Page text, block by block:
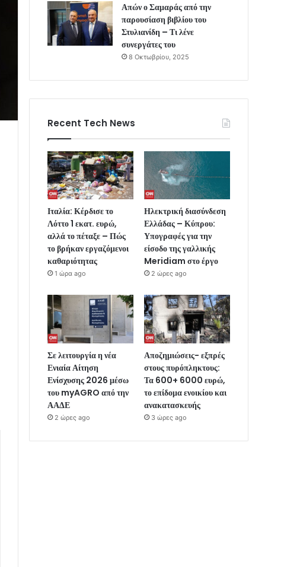
Απών ο Σαμαράς από την
παρουσίαση βιβλίου του
Στυλιανίδη – Τι λένε
συνεργάτες του
8 Οκτωβρίου, 2025
Recent Tech News
Ιταλία: Κέρδισε το
Λόττο 1 εκατ. ευρώ,
αλλά το πέταξε – Πώς
το βρήκαν εργαζόμενοι
καθαριότητας
1 ώρα ago
Ηλεκτρική διασύνδεση
Ελλάδας – Κύπρου:
Υπογραφές για την
είσοδο της γαλλικής
Meridiam στο έργο
2 ώρες ago
Σε λειτουργία η νέα
Ενιαία Αίτηση
Ενίσχυσης 2026 μέσω
του myAGRO από την
ΑΑΔΕ
2 ώρες ago
Αποζημιώσεις- εξπρές
στους πυρόπληκτους:
Τα 600+ 6000 ευρώ,
το επίδομα ενοικίου και
ανακατασκευής
3 ώρες ago